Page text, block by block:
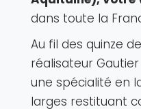
dans toute la
Au fil des quinze
réalisateur
une spécialité en
larges restituant